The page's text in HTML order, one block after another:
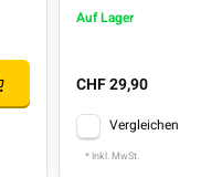
Auf Lager
CHF 29,90
Vergleichen
* Inkl. MwSt.